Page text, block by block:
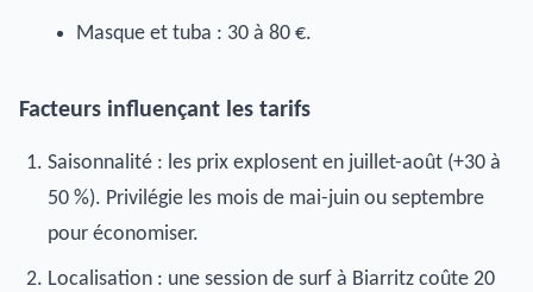
Masque et tuba : 30 à 80 €.
Facteurs influençant les tarifs
Saisonnalité : les prix explosent en juillet-août (+30 à
50 %). Privilégie les mois de mai-juin ou septembre
pour économiser.
Localisation : une session de surf à Biarritz coûte 20